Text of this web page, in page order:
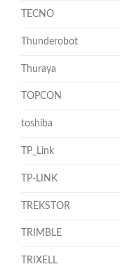
TECNO
Thunderobot
Thuraya
TOPCON
toshiba
TP_Link
TP-LINK
TREKSTOR
TRIMBLE
TRIXELL